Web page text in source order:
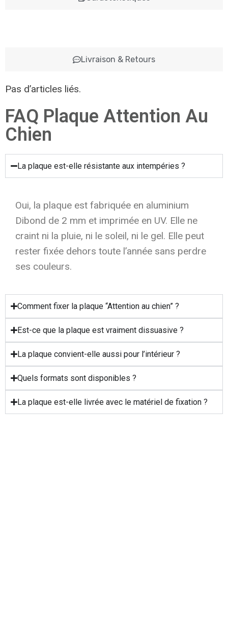
Livraison & Retours
Pas d’articles liés.
FAQ Plaque Attention Au
Chien
La plaque est-elle résistante aux intempéries ?
Oui, la plaque est fabriquée en aluminium
Dibond de 2 mm et imprimée en UV. Elle ne
craint ni la pluie, ni le soleil, ni le gel. Elle peut
rester fixée dehors toute l’année sans perdre
ses couleurs.
Comment fixer la plaque “Attention au chien” ?
Est-ce que la plaque est vraiment dissuasive ?
La plaque convient-elle aussi pour l’intérieur ?
Quels formats sont disponibles ?
La plaque est-elle livrée avec le matériel de fixation ?